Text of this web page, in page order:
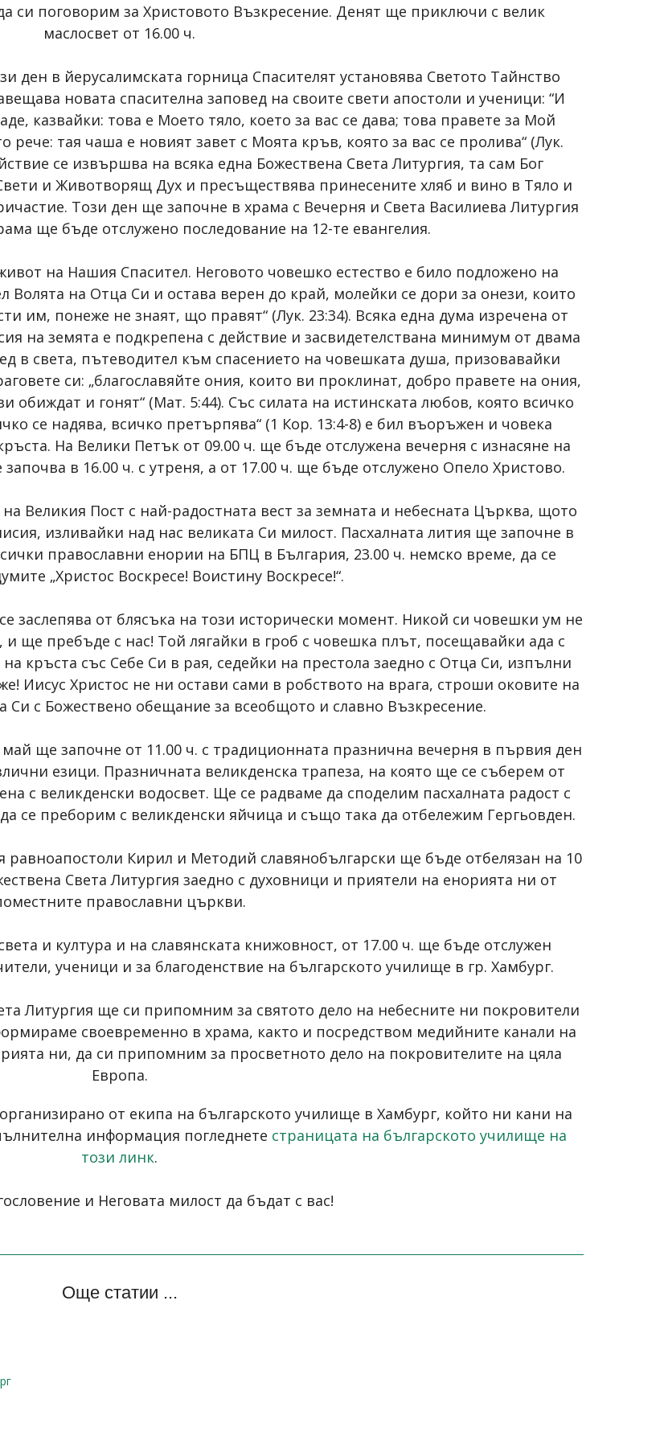
си поговорим за Христовото Възкресение. Денят ще приключи с велик
маслосвет от 16.00 ч.
ден в йерусалимската горница Спасителят установява Светото Тайнство
новата спасителна заповед на своите свети апостоли и ученици: “И
казвайки: това е Моето тяло, което за вас се дава; това правете за Мой
тая чаша е новият завет с Моята кръв, която за вас се пролива“ (Лук.
се извършва на всяка една Божествена Света Литургия, та сам Бог
и Животворящ Дух и пресъществява принесените хляб и вино в Тяло и
Този ден ще започне в храма с Вечерня и Света Василиева Литургия
ще бъде отслужено последование на 12-те евангелия.
на Нашия Спасител. Неговото човешко естество е било подложено на
на Отца Си и остава верен до край, молейки се дори за онези, които
им, понеже не знаят, що правят“ (Лук. 23:34). Всяка една дума изречена от
на земята е подкрепена с действие и засвидетелствана минимум от двама
в света, пътеводител към спасението на човешката душа, призовавайки
си: „благославяйте ония, които ви проклинат, добро правете на ония,
обиждат и гонят“ (Мат. 5:44). Със силата на истинската любов, която всичко
се надява, всичко претърпява“ (1 Кор. 13:4-8) е бил въоръжен и човека
На Велики Петък от 09.00 ч. ще бъде отслужена вечерня с изнасяне на
в 16.00 ч. с утреня, а от 17.00 ч. ще бъде отслужено Опело Христово.
Великия Пост с най-радостната вест за земната и небесната Църква, щото
изливайки над нас великата Си милост. Пасхалната лития ще започне в
православни енории на БПЦ в България, 23.00 ч. немско време, да се
„Христос Воскресе! Воистину Воскресе!“.
заслепява от блясъка на този исторически момент. Никой си човешки ум не
ще пребъде с нас! Той лягайки в гроб с човешка плът, посещавайки ада с
кръста със Себе Си в рая, седейки на престола заедно с Отца Си, изпълни
Иисус Христос не ни остави сами в робството на врага, строши оковите на
Си с Божествено обещание за всеобщото и славно Възкресение.
ще започне от 11.00 ч. с традиционната празнична вечерня в първия ден
езици. Празничната великденска трапеза, на която ще се съберем от
с великденски водосвет. Ще се радваме да споделим пасхалната радост с
се преборим с великденски яйчица и също така да отбележим Гергьовден.
равноапостоли Кирил и Методий славянобългарски ще бъде отбелязан на 10
Света Литургия заедно с духовници и приятели на енорията ни от
православни църкви.
и култура и на славянската книжовност, от 17.00 ч. ще бъде отслужен
ученици и за благоденствие на българското училище в гр. Хамбург.
Литургия ще си припомним за святото дело на небесните ни покровители
своевременно в храма, както и посредством медийните канали на
ни, да си припомним за просветното дело на покровителите на цяла
Европа.
от екипа на българското училище в Хамбург, който ни кани на
информация погледнете страницата на българското училище на
този линк.
и Неговата милост да бъдат с вас!
Още статии ...